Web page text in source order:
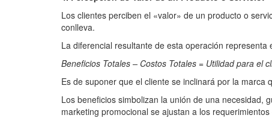
Los clientes perciben el «valor» de un producto o
conlleva.
La diferencial resultante de esta operación
Beneficios Totales – Costos Totales = Utilidad para el
Es de suponer que el cliente se inclinará por la
Los beneficios simbolizan la unión de una necesidad,
marketing promocional se ajustan a los